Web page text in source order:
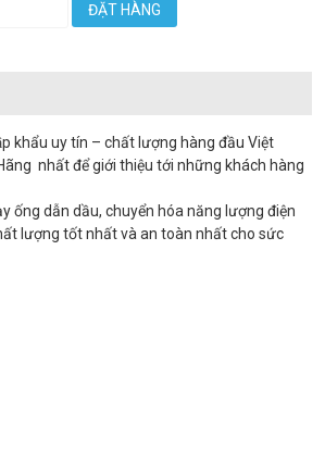
ĐẶT HÀNG
khẩu uy tín – chất lượng hàng đầu Việt
nhất để giới thiệu tới những khách hàng
ống dẫn dầu, chuyển hóa năng lượng điện
lượng tốt nhất và an toàn nhất cho sức